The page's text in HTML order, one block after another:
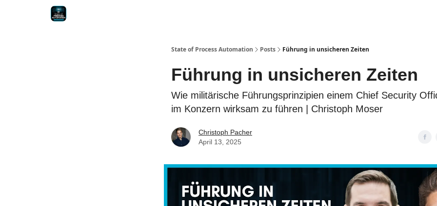
State of Process Automation Posts Führung in unsicheren Zeiten
Führung in unsicheren Zeiten
Wie militärische Führungsprinzipien einem Chief Security
im Konzern wirksam zu führen | Christoph Moser
Christoph Pacher
April 13, 2025